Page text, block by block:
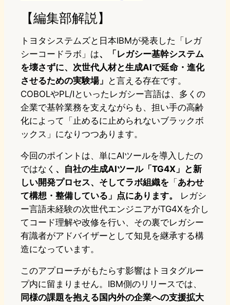
【編集部解説】
トヨタシステムズと日本IBMが発表した「レガ
シーコードラボ」は、「レガシー基幹システム
を壊さずに、次世代人材と生成AIで延命・進化
させるための実験場」 と言える存在です。
COBOLやPL/Iといったレガシー言語は、多くの
企業で基幹業務を支えながらも、担い手の高齢
化によって「止めるに止められないブラックボ
ックス」になりつつあります。
今回のポイントは、単にAIツールを導入したの
ではなく 、自社の生成AIツール「TG4X」と新
しい開発プロセス、そしてラボ組織を 「 あわせ
て構想・整備している」点にあります。
レガシ
ー言語未経験の次世代エンジニアがTG4Xを介し
てコード理解や改修を行い、その裏でレガシー
有識者がアドバイザーとして知見を継承する構
造になっています。
このアプローチがもたらす影響はトヨタグルー
プ内に留まりません。IBM側のリリースでは、
同様の課題を抱える国内外の企業への支援拡大